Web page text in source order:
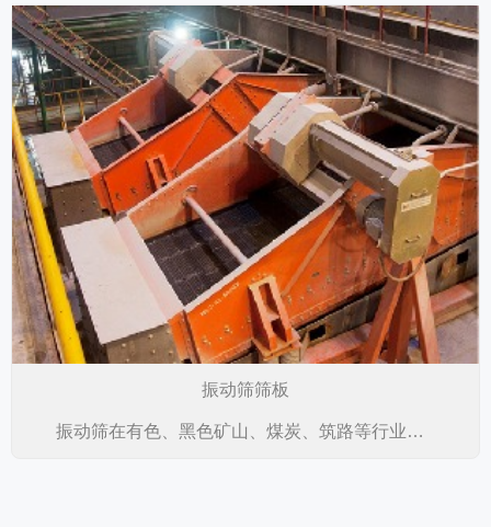
振动筛筛板
振动筛在有色、黑色矿山、煤炭、筑路等行业被广泛应用，其筛板、筛网可将不同的混合物料，通过单层或多层筛子组合成若干不同粒度级别的物料，从而满足一定的选矿工艺要求。